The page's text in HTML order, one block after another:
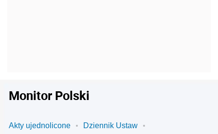
Monitor Polski
Akty ujednolicone
Dziennik Ustaw